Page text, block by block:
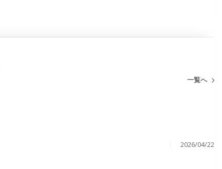
一覧へ
2026/04/22